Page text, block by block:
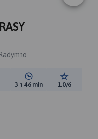
spadków:Średni czas potrzebny
3 h 46 min Ocena
1.0/6